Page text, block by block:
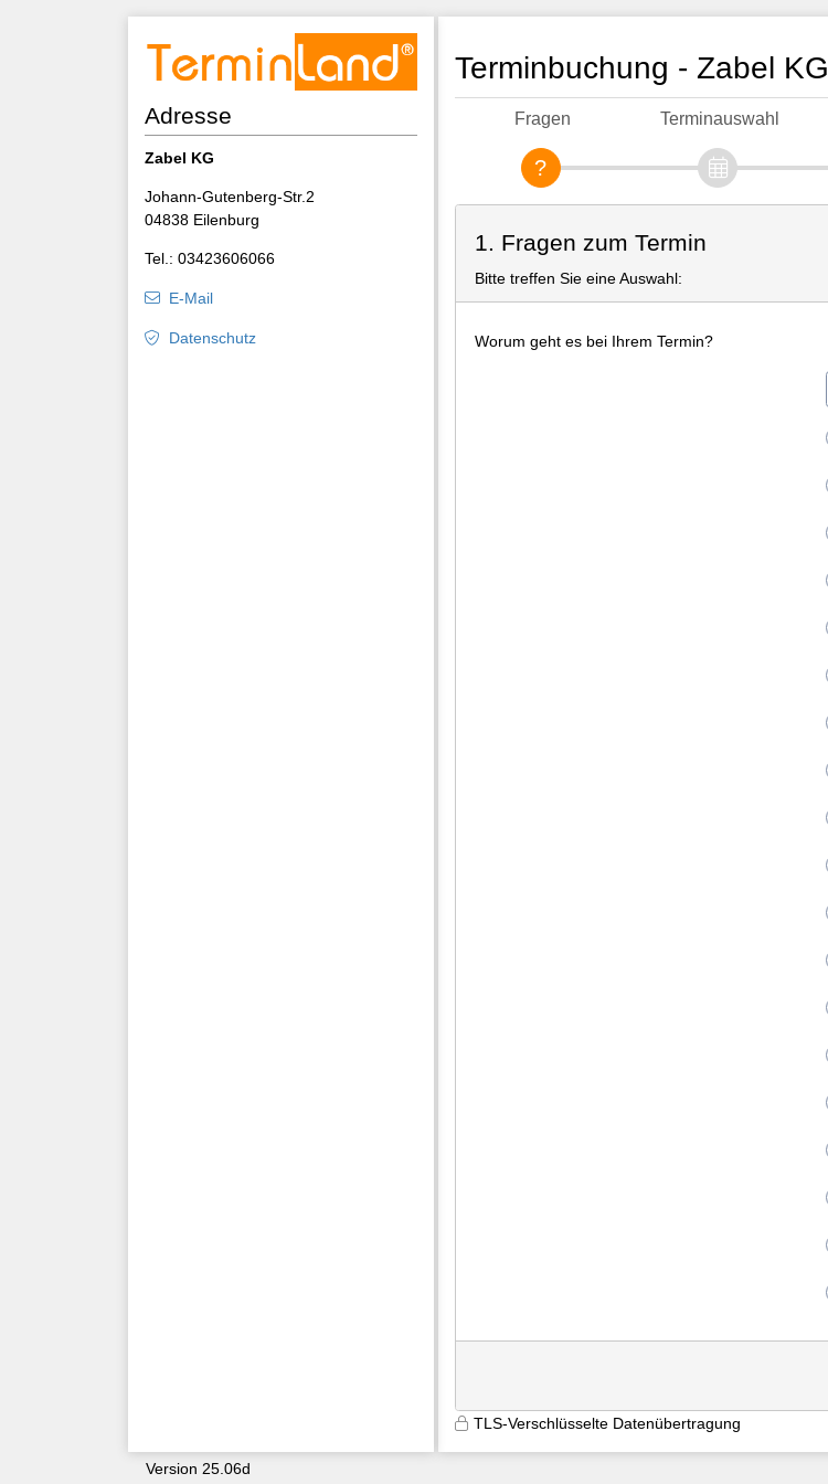
Terminbuchung - Zabel KG
Fragen Terminauswahl
1. Fragen zum Termin
Bitte treffen Sie eine Auswahl:
Worum geht es bei Ihrem Termin?
TLS-Verschlüsselte Datenübertragung
Adresse
Zabel KG
Johann-Gutenberg-Str.2
04838 Eilenburg
Tel.: 03423606066
E-Mail
Datenschutz
Version 25.06d